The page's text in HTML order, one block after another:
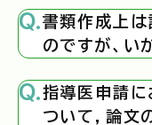
書類作成上
のですが、い
指導医申請
ついて，論文